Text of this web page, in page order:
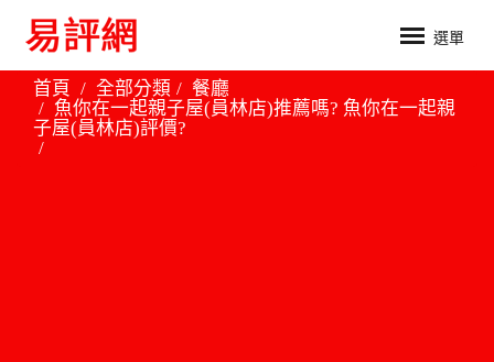
選單
首頁 全部分類
餐廳
魚你在一起親子屋(員林店)推薦嗎? 魚你在一起親
子屋(員林店)評價?